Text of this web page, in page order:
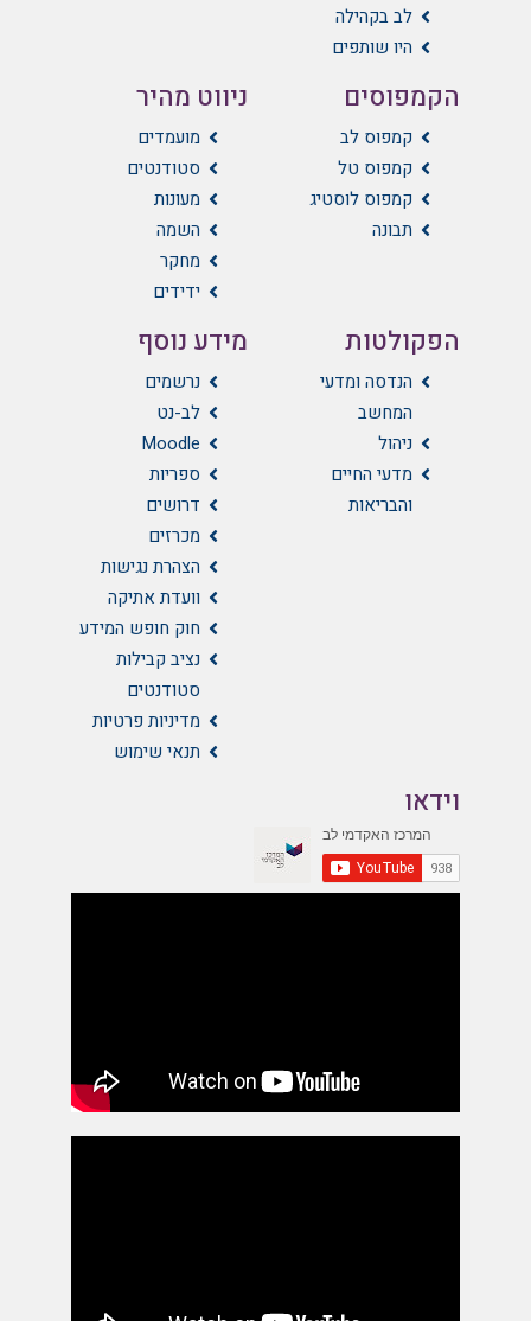
לב בקהילה
היו שותפים
הקמפוסים
קמפוס לב
קמפוס טל
קמפוס לוסטיג
תבונה
הפקולטות
הנדסה ומדעי
המחשב
ניהול
מדעי החיים
והבריאות
ניווט מהיר
מועמדים
סטודנטים
מעונות
השמה
מחקר
ידידים
מידע נוסף
נרשמים
לב-נט
Moodle
ספריות
דרושים
מכרזים
הצהרת נגישות
וועדת אתיקה
חוק חופש המידע
נציב קבילות
סטודנטים
מדיניות פרטיות
תנאי שימוש
וידאו